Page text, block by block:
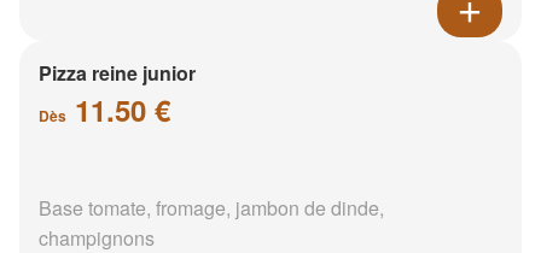
Pizza reine junior
Dès 11.50 €
Base tomate, fromage, jambon de dinde,
champignons